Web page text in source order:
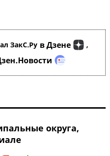
ЗакС.Ру в Дзене ,
округа,